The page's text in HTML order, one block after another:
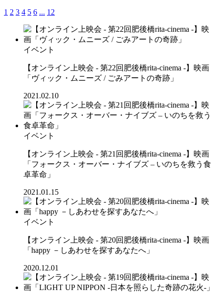
1 2 3 4 5 6 ... 12
イベント
【オンライン上映会 - 第22回肥後橋rita-cinema -】映画
「ヴィック・ムニーズ / ごみアートの奇跡」
2021.02.10
イベント
【オンライン上映会 - 第21回肥後橋rita-cinema -】映画
「フォークス・オーバー・ナイブズ – いのちを救う食
卓革命」
2021.01.15
イベント
【オンライン上映会 - 第20回肥後橋rita-cinema -】映画
「happy －しあわせを探すあなたへ」
2020.12.01